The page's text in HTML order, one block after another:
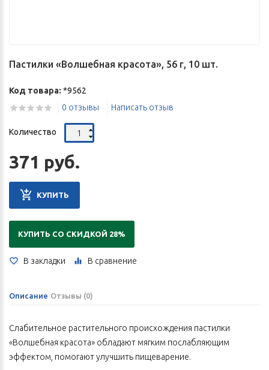
Пастилки «Волшебная красота», 56 г, 10 шт.
Код товара: *9562
0 отзывы
Написать отзыв
Количество
371 руб.
КУПИТЬ
КУПИТЬ СО СКИДКОЙ 28%
В закладки В сравнение
Описание Отзывы (0)
Слабительное растительного происхождения пастилки
«Волшебная красота» обладают мягким послабляющим
эффектом, помогают улучшить пищеварение.